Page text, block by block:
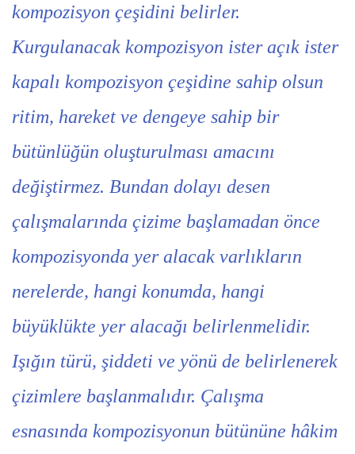
kompozisyon çeşidini belirler.
Kurgulanacak kompozisyon ister açık ister
kapalı kompozisyon çeşidine sahip olsun
ritim, hareket ve dengeye sahip bir
bütünlüğün oluşturulması amacını
değiştirmez. Bundan dolayı desen
çalışmalarında çizime başlamadan önce
kompozisyonda yer alacak varlıkların
nerelerde, hangi konumda, hangi
büyüklükte yer alacağı belirlenmelidir.
Işığın türü, şiddeti ve yönü de belirlenerek
çizimlere başlanmalıdır. Çalışma
esnasında kompozisyonun bütününe hâkim